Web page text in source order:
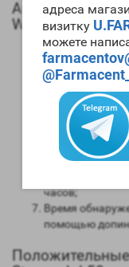
адреса
визитку
можете
Анаболический
Watson
Анаболическая
сравнении
Андрогенная
мужским
Способность
(ароматизация)
Степень
Форма
часов;
Время
помощью